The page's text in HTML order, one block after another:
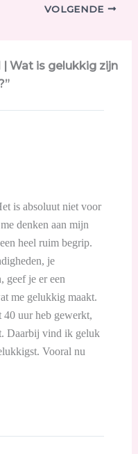
VOLGENDE
Wat is gelukkig zijn
is absoluut niet voor
denken aan mijn
heel ruim begrip.
je
geef je er een
me gelukkig maakt.
uur heb gewerkt,
Daarbij vind ik geluk
Vooral nu